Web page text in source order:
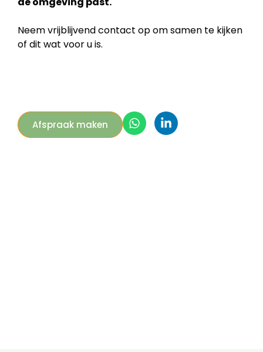
Neem vrijblijvend contact op om samen te kijken
of dit wat voor u is.
Afspraak maken